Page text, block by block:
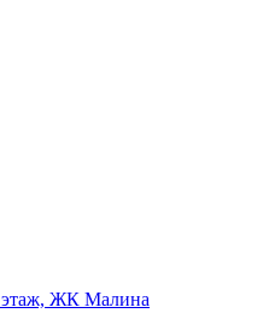
этаж, ЖК Малина